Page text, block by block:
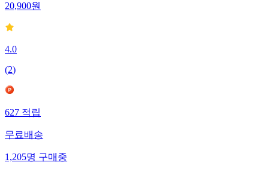
20,900원
4.0
(2)
627 적립
무료배송
1,205명 구매중